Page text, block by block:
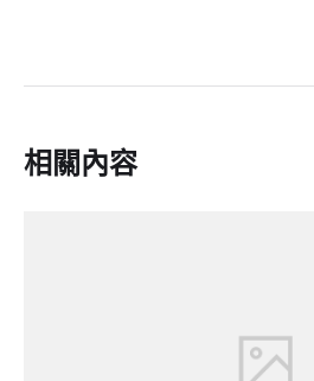
相關內容